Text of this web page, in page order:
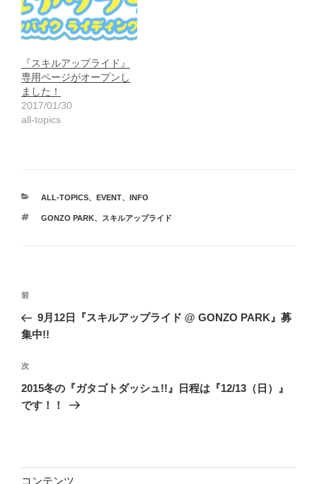
『スキルアップライド』
専用ページがオープンし
ました！
2017/01/30
all-topics
カ
ゴ
ALL-TOPICS、 EVENT、 INFO
タ
GONZO PARK、 スキルアップライド
投
ナ
ゲ
ー
シ
前
の
投
前
9月12日『スキルアップライド @ GONZO PARK』募
集中!!
次
の
投
次
2015冬の『ガタゴトダッシュ!!』日程は『12/13（日）』
です！！
コンテンツ